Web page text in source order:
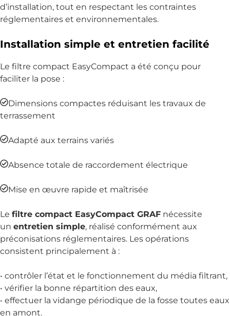
confia
nce.
C’est
nt
de
aussi
x et
dans
son
travail.
mand
ons
SAGE
d’installation, tout en respectant les contraintes
réglementaires et environnementales.
Installation simple et entretien facilité
Le filtre compact EasyCompact a été conçu pour
faciliter la pose :
Dimensions compactes réduisant les travaux de
terrassement
Adapté aux terrains variés
Absence totale de raccordement électrique
Mise en œuvre rapide et maîtrisée
Le filtre compact EasyCompact GRAF nécessite
un entretien simple, réalisé conformément aux
préconisations réglementaires. Les opérations
consistent principalement à :
• contrôler l’état et le fonctionnement du média filtrant,
• vérifier la bonne répartition des eaux,
• effectuer la vidange périodique de la fosse toutes eaux
en amont.